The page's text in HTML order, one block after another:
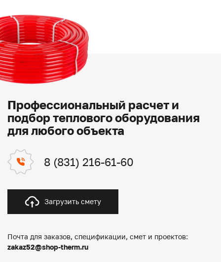
Профессиональный расчет и
подбор теплового оборудования
для любого объекта
8 (831) 216-61-60
Загрузить смету
Почта для заказов, спецификации, смет и проектов:
zakaz52@shop-therm.ru